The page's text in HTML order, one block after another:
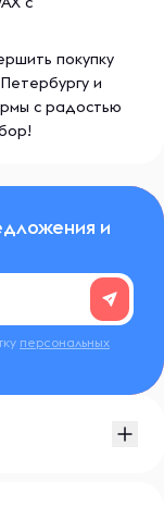
покупку
и
с радостью
и
персональных